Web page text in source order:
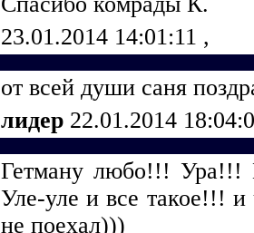
23.01.2014 14:01:11 ,
от всей души саня
лидер 22.01.2014
Гетману любо!!! Ура!!!
Уле-уле и все такое!!!
не поехал)))